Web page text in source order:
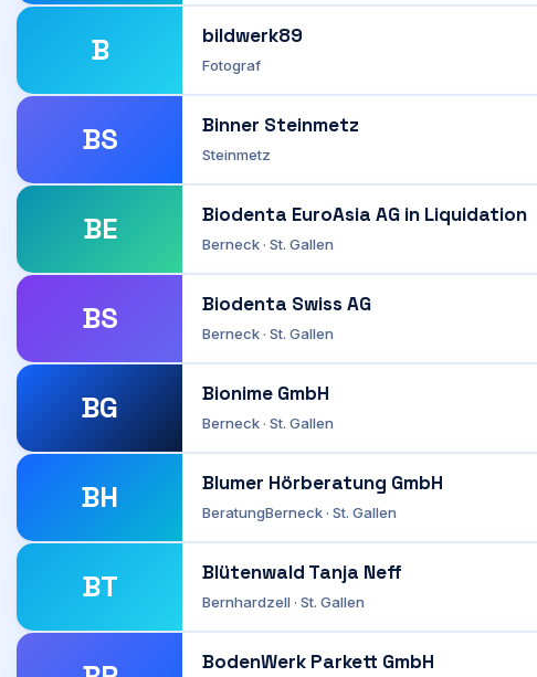
B bildwerk89
Fotograf
BS Binner Steinmetz
Steinmetz
BE Biodenta EuroAsia AG in Liquidation
Berneck · St. Gallen
BS Biodenta Swiss AG
Berneck · St. Gallen
BG Bionime GmbH
Berneck · St. Gallen
BH Blumer Hörberatung GmbH
BeratungBerneck · St. Gallen
BT Blütenwald Tanja Neff
Bernhardzell · St. Gallen
BodenWerk Parkett GmbH